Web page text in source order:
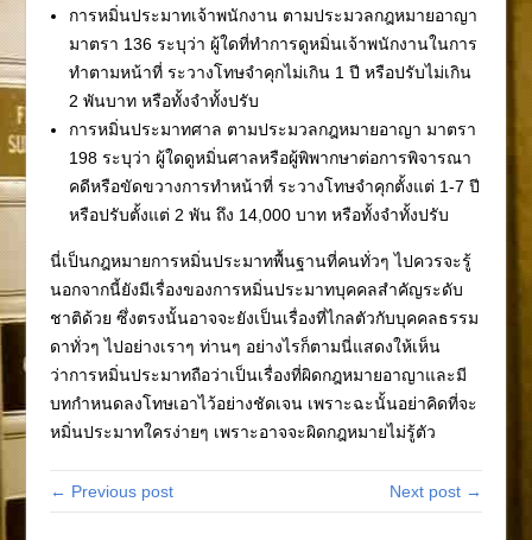
การหมิ่นประมาทเจ้าพนักงาน ตามประมวลกฎหมายอาญา
มาตรา 136 ระบุว่า ผู้ใดที่ทำการดูหมิ่นเจ้าพนักงานในการ
ทำตามหน้าที่ ระวางโทษจำคุกไม่เกิน 1 ปี หรือปรับไม่เกิน
2 พันบาท หรือทั้งจำทั้งปรับ
การหมิ่นประมาทศาล ตามประมวลกฎหมายอาญา มาตรา
198 ระบุว่า ผู้ใดดูหมิ่นศาลหรือผู้พิพากษาต่อการพิจารณา
คดีหรือขัดขวางการทำหน้าที่ ระวางโทษจำคุกตั้งแต่ 1-7 ปี
หรือปรับตั้งแต่ 2 พัน ถึง 14,000 บาท หรือทั้งจำทั้งปรับ
นี่เป็นกฎหมายการหมิ่นประมาทพื้นฐานที่คนทั่วๆ ไปควรจะรู้
นอกจากนี้ยังมีเรื่องของการหมิ่นประมาทบุคคลสำคัญระดับ
ชาติด้วย ซึ่งตรงนั้นอาจจะยังเป็นเรื่องที่ไกลตัวกับบุคคลธรรม
ดาทั่วๆ ไปอย่างเราๆ ท่านๆ อย่างไรก็ตามนี่แสดงให้เห็น
ว่าการหมิ่นประมาทถือว่าเป็นเรื่องที่ผิดกฎหมายอาญาและมี
บทกำหนดลงโทษเอาไว้อย่างชัดเจน เพราะฉะนั้นอย่าคิดที่จะ
หมิ่นประมาทใครง่ายๆ เพราะอาจจะผิดกฎหมายไม่รู้ตัว
← Previous post Next post →